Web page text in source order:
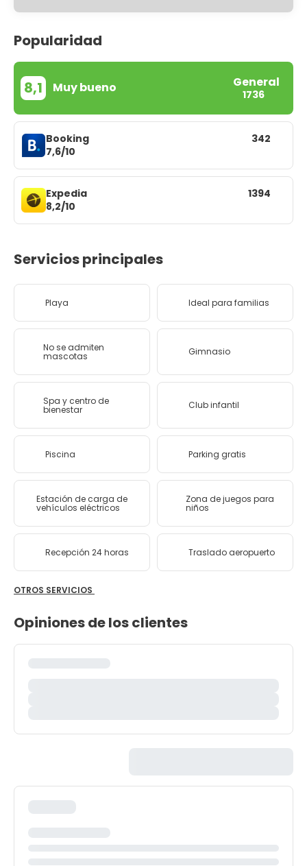
Popularidad
8,1 Muy bueno General
1736
Booking
7,6/10
342
Expedia
8,2/10
1394
Servicios principales
Playa Ideal para familias
No se admiten
mascotas Gimnasio
Spa y centro de
bienestar Club infantil
Piscina Parking gratis
Estación de carga de
vehículos eléctricos
Zona de juegos para
niños
Recepción 24 horas Traslado aeropuerto
OTROS SERVICIOS
Opiniones de los clientes